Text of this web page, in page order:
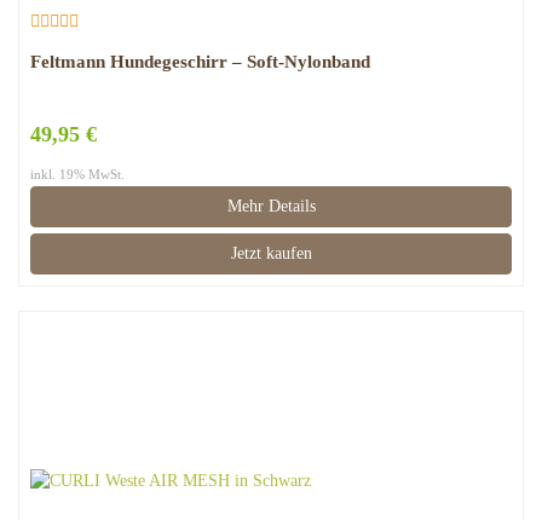
Feltmann Hundegeschirr – Soft-Nylonband
49,95 €
inkl. 19% MwSt.
Mehr Details
Jetzt kaufen